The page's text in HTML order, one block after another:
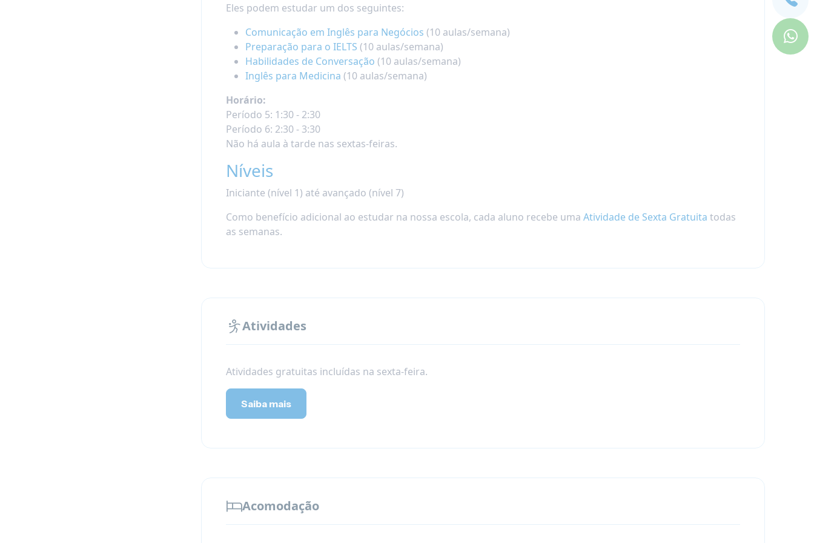
Eles podem estudar um dos seguintes:
Comunicação em Inglês para Negócios (10 aulas/semana)
Preparação para o IELTS (10 aulas/semana)
Habilidades de Conversação (10 aulas/semana)
Inglês para Medicina (10 aulas/semana)
Horário:
Período 5: 1:30 - 2:30
Período 6: 2:30 - 3:30
Não há aula à tarde nas sextas-feiras.
Níveis
Iniciante (nível 1) até avançado (nível 7)
Como benefício adicional ao estudar na nossa escola, cada aluno recebe uma Atividade de Sexta Gratuita todas
as semanas.
Atividades
Atividades gratuitas incluídas na sexta-feira.
Saiba mais
Acomodação